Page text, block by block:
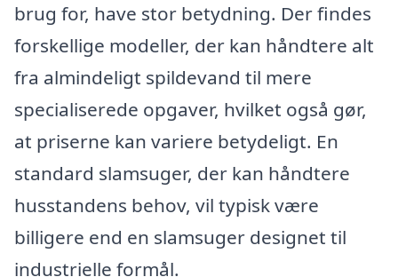
brug for, have stor betydning. Der findes
forskellige modeller, der kan håndtere alt
fra almindeligt spildevand til mere
specialiserede opgaver, hvilket også gør,
at priserne kan variere betydeligt. En
standard slamsuger, der kan håndtere
husstandens behov, vil typisk være
billigere end en slamsuger designet til
industrielle formål.